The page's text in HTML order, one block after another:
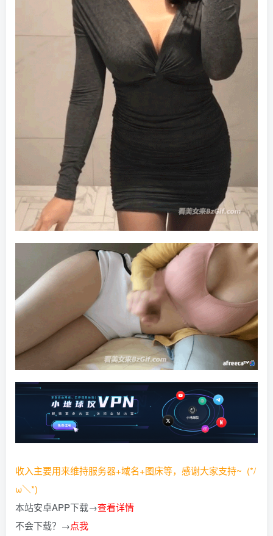
收入主要用来维持服务器+域名+图床等，感谢大家支持~ (*/
ω＼*)
本站安卓APP下载→查看详情
不会下载？→点我